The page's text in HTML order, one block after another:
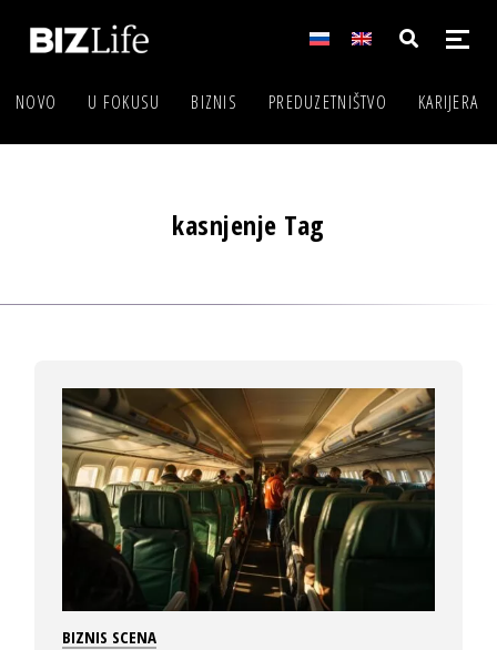
NOVO U FOKUSU BIZNIS PREDUZETNIŠTVO KARIJERA
kasnjenje Tag
BIZNIS SCENA